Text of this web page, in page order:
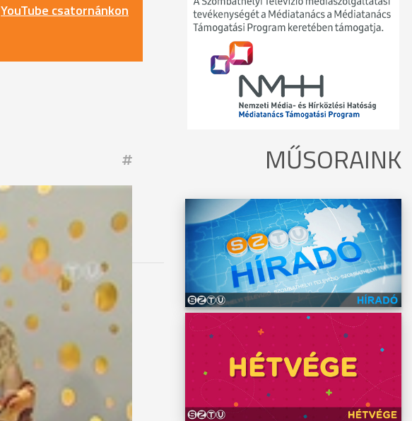
YouTube csatornánkon
MŰSORAINK